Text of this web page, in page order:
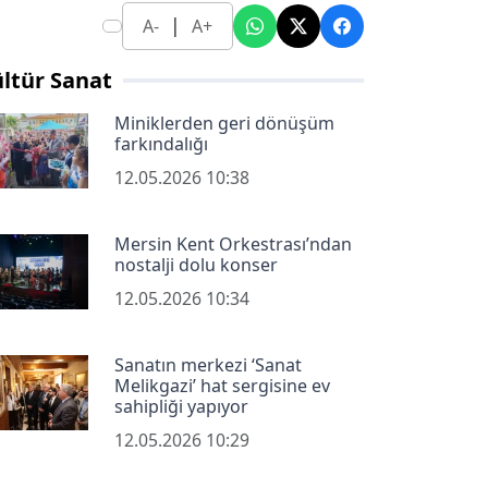
A- | A+
Sanat
Miniklerden geri dönüşüm
farkındalığı
12.05.2026 10:38
Mersin Kent Orkestrası’ndan
nostalji dolu konser
12.05.2026 10:34
Sanatın merkezi ‘Sanat
Melikgazi’ hat sergisine ev
sahipliği yapıyor
12.05.2026 10:29